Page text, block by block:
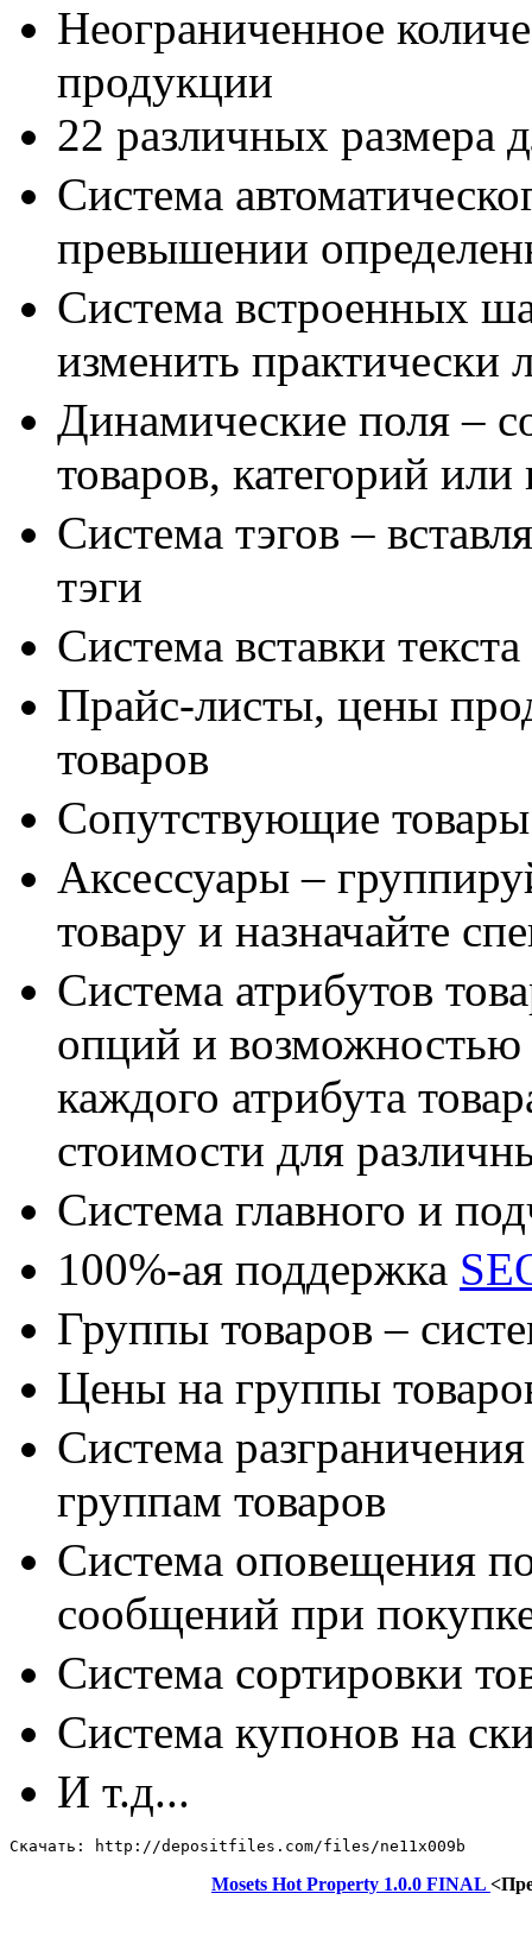
Неограниченное
продукции
22 различных размера
Система
превышении
Система встроенных
изменить
Динамические поля –
товаров, категорий
Система тэгов –
тэги
Система вставки
Прайс-листы, цены
товаров
Сопутствующие товары
Аксессуары –
товару и назначайте
Система атрибутов
опций и возможностью
каждого атрибута
стоимости для
Система главного и
100%-ая поддержка
Группы товаров –
Цены на группы
Система
группам товаров
Система оповещения
сообщений при
Система сортировки
Система купонов на
И т.д...
Скачать: http://depositfiles.com/files/ne11x009b
Mosеts Hоt Prоpеrty 1.0.0 FINAL